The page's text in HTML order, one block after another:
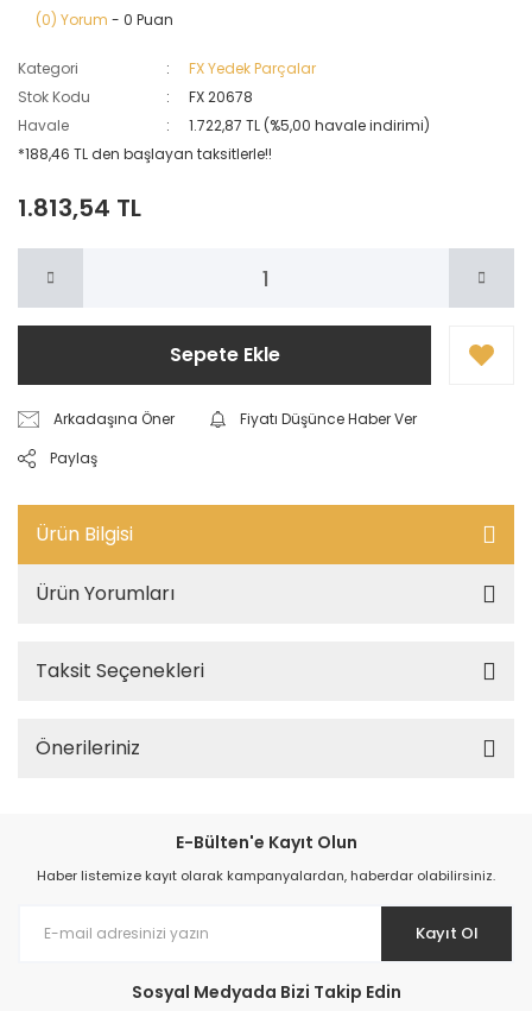
(0) Yorum - 0 Puan
Kategori
FX Yedek Parçalar
Stok Kodu
FX 20678
Havale
1.722,87 TL (%5,00 havale indirimi)
*188,46 TL den başlayan taksitlerle!!
1.813,54 TL
Sepete Ekle
Arkadaşına Öner
Fiyatı Düşünce Haber Ver
Paylaş
Ürün Bilgisi
Ürün Yorumları
Taksit Seçenekleri
Önerileriniz
E-Bülten'e Kayıt Olun
Haber listemize kayıt olarak kampanyalardan, haberdar olabilirsiniz.
Kayıt Ol
Sosyal Medyada Bizi Takip Edin